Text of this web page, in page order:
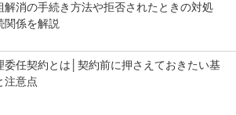
解消の手続き方法や拒否されたときの対処
関係を解説
委任契約とは│契約前に押さえておきたい基
注意点